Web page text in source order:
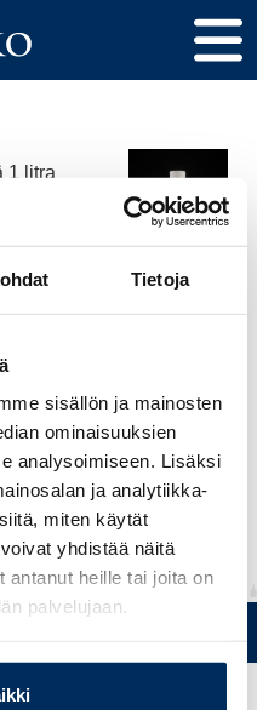
Tietoja
sisällön ja mainosten
ominaisuuksien
analysoimiseen. Lisäksi
ja analytiikka-
miten käytät
yhdistää näitä
antanut heille tai joita on
palvelujaan.
1 litra
mm
5, FIN 07230 Askola